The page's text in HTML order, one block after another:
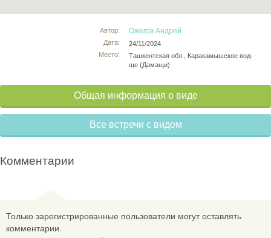
Автор:
Дата:
Место:
Ожегов Андрей
24/11/2024
Ташкентская обл., Каракамышское вод-
ще (Дамащи)
Общая информация о виде
Все встречи с видом
Комментарии
Только зарегистрированные пользователи могут оставлять
комментарии.